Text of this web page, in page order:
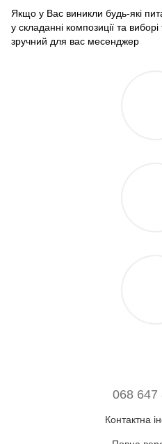
Якщо у Вас виникли будь-які
у складанні композиції та
зручний для вас месенджер
068 647
Контактна